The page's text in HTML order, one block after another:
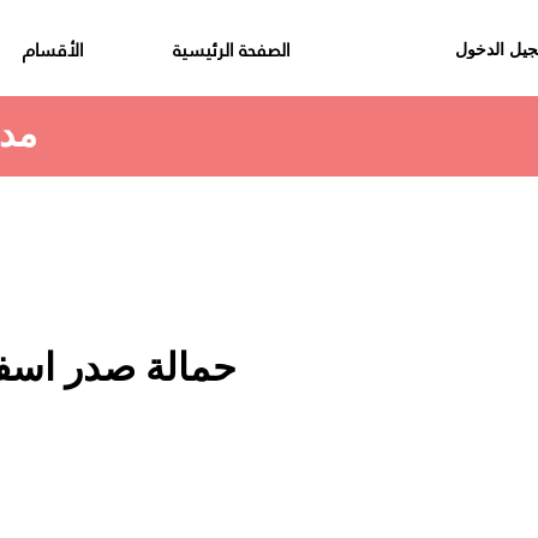
الصفحة الرئيسية الأقسام الدخول
حمالة صدر